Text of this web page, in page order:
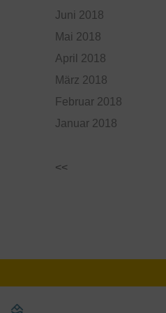
Juni 2018
Mai 2018
April 2018
März 2018
Februar 2018
Januar 2018
<<